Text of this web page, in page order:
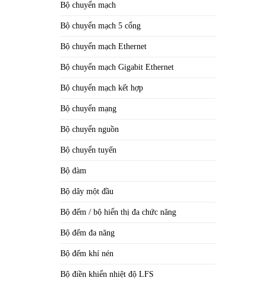
Bộ chuyển mạch
Bộ chuyển mạch 5 cổng
Bộ chuyển mạch Ethernet
Bộ chuyển mạch Gigabit Ethernet
Bộ chuyển mạch kết hợp
Bộ chuyển mạng
Bộ chuyển nguồn
Bộ chuyển tuyến
Bộ đàm
Bộ dây một đầu
Bộ đếm / bộ hiển thị đa chức năng
Bộ đếm đa năng
Bộ đếm khí nén
Bộ điền khiển nhiệt độ LFS